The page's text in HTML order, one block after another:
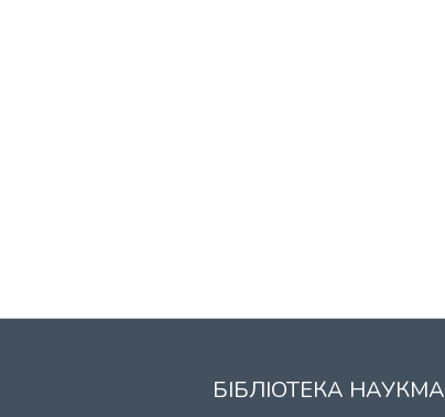
БІБЛІОТЕКА НАУКМА